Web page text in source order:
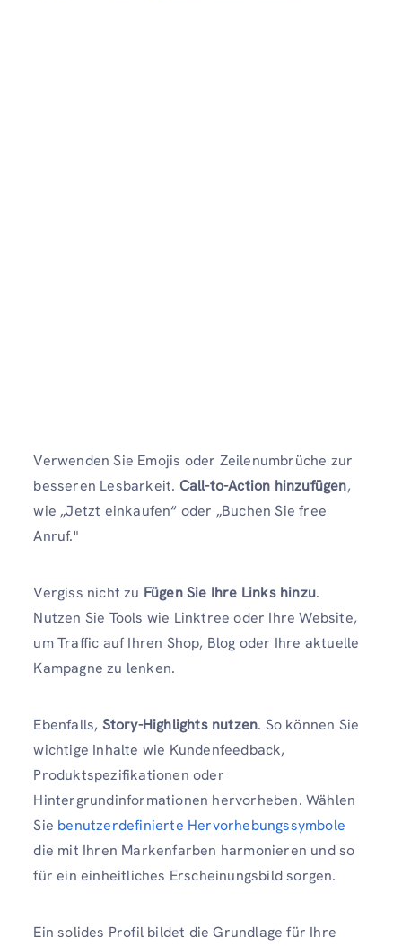
Verwenden Sie Emojis oder Zeilenumbrüche zur
besseren Lesbarkeit. Call-to-Action hinzufügen,
wie „Jetzt einkaufen“ oder „Buchen Sie free
Anruf."
Vergiss nicht zu Fügen Sie Ihre Links hinzu.
Nutzen Sie Tools wie Linktree oder Ihre Website,
um Traffic auf Ihren Shop, Blog oder Ihre aktuelle
Kampagne zu lenken.
Ebenfalls, Story-Highlights nutzen. So können Sie
wichtige Inhalte wie Kundenfeedback,
Produktspezifikationen oder
Hintergrundinformationen hervorheben. Wählen
Sie benutzerdefinierte Hervorhebungssymbole
die mit Ihren Markenfarben harmonieren und so
für ein einheitliches Erscheinungsbild sorgen.
Ein solides Profil bildet die Grundlage für Ihre